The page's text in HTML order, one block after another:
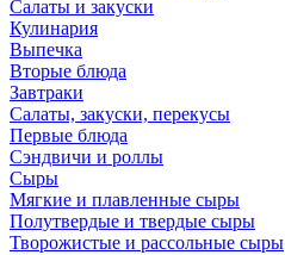
Салаты и закуски
Кулинария
Выпечка
Вторые блюда
Завтраки
Салаты, закуски, перекусы
Первые блюда
Сэндвичи и роллы
Сыры
Мягкие и плавленные сыры
Полутвердые и твердые сыры
Творожистые и рассольные сыры